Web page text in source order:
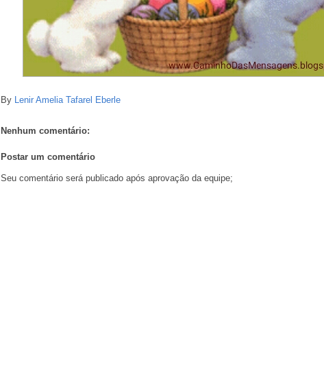
By Lenir Amelia Tafarel Eberle
Nenhum comentário:
Postar um comentário
Seu comentário será publicado após aprovação da equipe;